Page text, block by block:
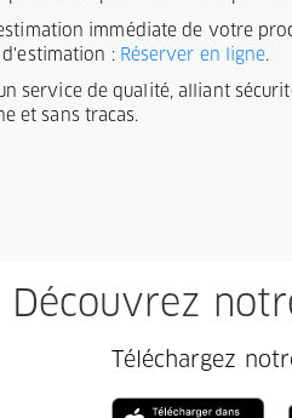
immédiate de votre
: Réserver en ligne.
service de qualité, alliant
et sans tracas.
Découvrez
Téléchargez